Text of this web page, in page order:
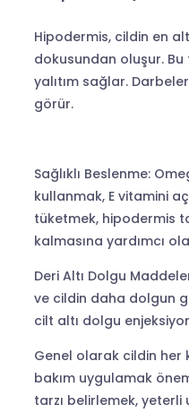
Hipodermis, cildin en
dokusundan oluşur. Bu
yalıtım sağlar.
görür.
Sağlıklı Beslenme:
kullanmak, E vitamini
tüketmek, hipodermis
kalmasına yardımcı
Deri Altı Dolgu
ve cildin daha dolgun
cilt altı dolgu
Genel olarak cildin her
bakım uygulamak
tarzı belirlemek,